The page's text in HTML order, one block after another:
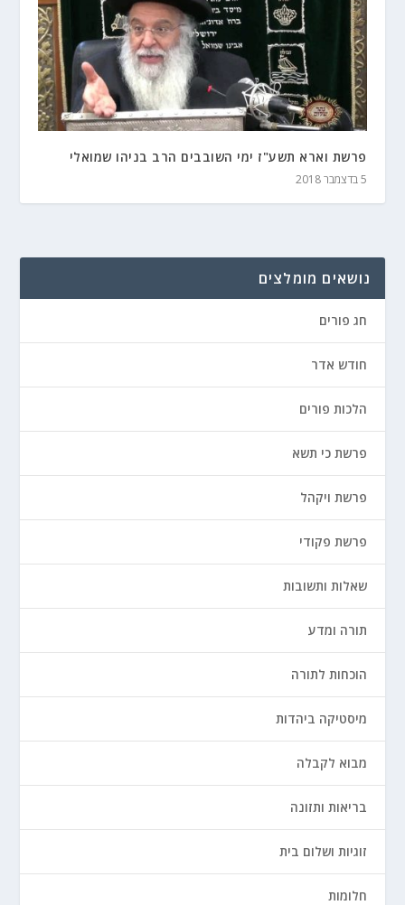
פרשת וארא תשע"ז ימי השובבים הרב בניהו שמואלי
5 בדצמבר 2018
נושאים מומלצים
חג פורים
חודש אדר
הלכות פורים
פרשת כי תשא
פרשת ויקהל
פרשת פקודי
שאלות ותשובות
תורה ומדע
הוכחות לתורה
מיסטיקה ביהדות
מבוא לקבלה
בריאות ותזונה
זוגיות ושלום בית
חלומות